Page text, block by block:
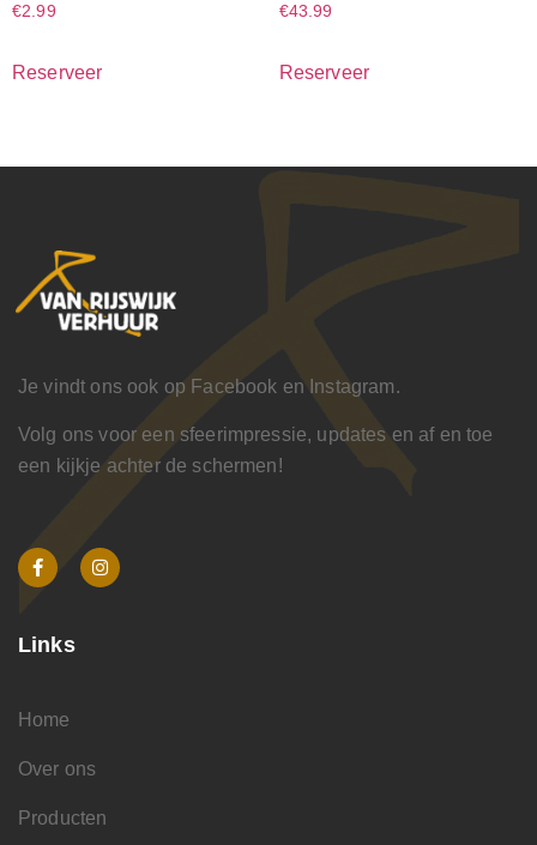
€2.99
Reserveer
€43.99
Reserveer
Je vindt ons ook op Facebook en Instagram.
Volg ons voor een sfeerimpressie, updates en af en toe
een kijkje achter de schermen!
Links
Home
Over ons
Producten